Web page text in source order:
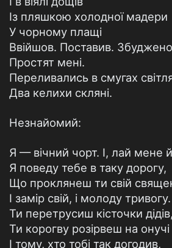
Із пляшкою холодної мадери
У чорному плащі
Ввійшов. Поставив. Збуджено
Простят мені.
Переливались в смугах
Два келихи скляні.
Незнайомий:
Я — вічний чорт. І, лай мене
Я поведу тебе в таку дорогу,
Що проклянеш ти свій
І замір свій, і молоду тривогу.
Ти перетрусиш кісточки дідів,
Ти корогву розірвеш на онучі
І тому, хто тобі так догодив,